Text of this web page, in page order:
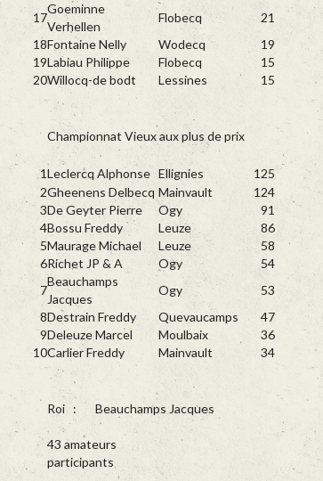
17
Goeminne
Verhellen
Flobecq 21
18Fontaine Nelly Wodecq 19
19Labiau Philippe Flobecq 15
20Willocq-de bodt Lessines 15
Championnat Vieux aux plus de prix
1Leclercq Alphonse Ellignies
125
2Gheenens Delbecq Mainvault
124
3De Geyter Pierre Ogy
91
4Bossu Freddy Leuze
86
5Maurage Michael Leuze
58
6Richet JP & A Ogy
54
7
Beauchamps
Jacques
Ogy
53
8Destrain Freddy Quevaucamps
47
9Deleuze Marcel Moulbaix
36
10Carlier Freddy Mainvault 34
Roi : Beauchamps Jacques
43 amateurs
participants